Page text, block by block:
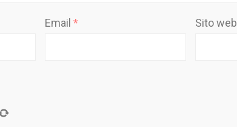
Email * Sito web